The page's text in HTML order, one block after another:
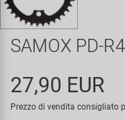
Super B
Trail-Gator
Velo
SAMOX PD-
27,90 EUR
Prezzo di vendita consigliato